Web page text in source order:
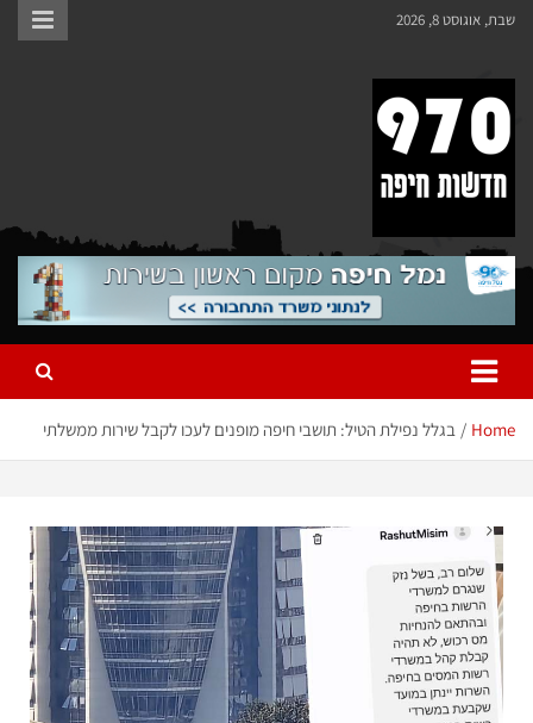
שבת, אוגוסט 8, 2026
970 חדשות חיפה
970 חדשות חיפה
Home בגלל נפילת הטיל: תושבי חיפה מופנים לעכו לקבל שירות ממשלתי